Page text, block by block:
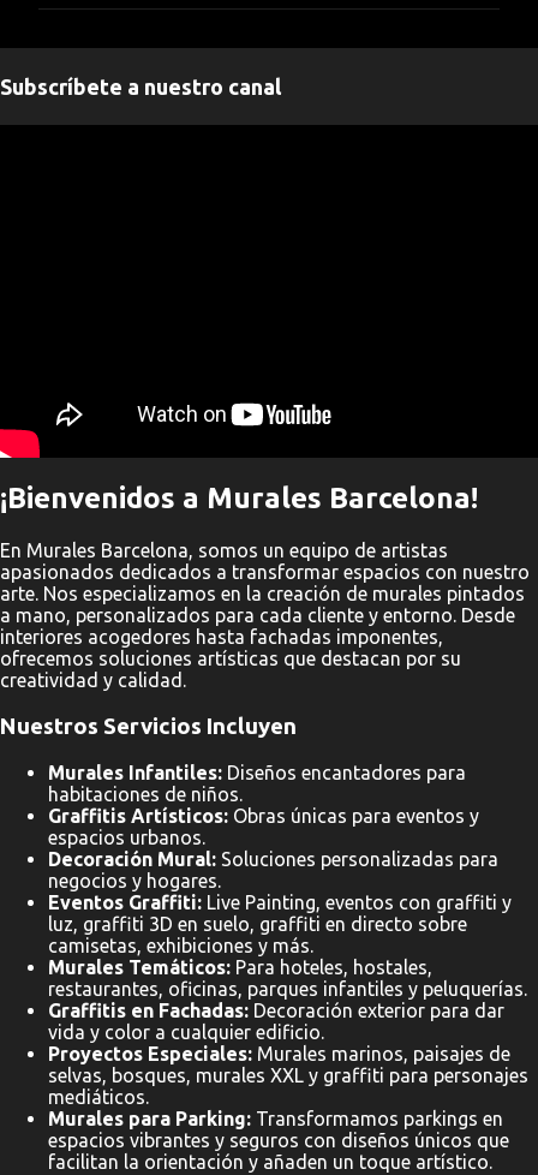
t
Subscríbete a nuestro canal
¡Bienvenidos a Murales Barcelona!
En Murales Barcelona, somos un equipo de artistas
apasionados dedicados a transformar espacios con nuestro
arte. Nos especializamos en la creación de murales pintados
a mano, personalizados para cada cliente y entorno. Desde
interiores acogedores hasta fachadas imponentes,
ofrecemos soluciones artísticas que destacan por su
creatividad y calidad.
Nuestros Servicios Incluyen
Murales Infantiles: Diseños encantadores para
habitaciones de niños.
Graffitis Artísticos: Obras únicas para eventos y
espacios urbanos.
Decoración Mural: Soluciones personalizadas para
negocios y hogares.
Eventos Graffiti: Live Painting, eventos con graffiti y
luz, graffiti 3D en suelo, graffiti en directo sobre
camisetas, exhibiciones y más.
Murales Temáticos: Para hoteles, hostales,
restaurantes, oficinas, parques infantiles y peluquerías.
Graffitis en Fachadas: Decoración exterior para dar
vida y color a cualquier edificio.
Proyectos Especiales: Murales marinos, paisajes de
selvas, bosques, murales XXL y graffiti para personajes
mediáticos.
Murales para Parking: Transformamos parkings en
espacios vibrantes y seguros con diseños únicos que
facilitan la orientación y añaden un toque artístico.